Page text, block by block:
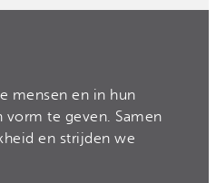
mensen en in hun
te geven. Samen
en strijden we